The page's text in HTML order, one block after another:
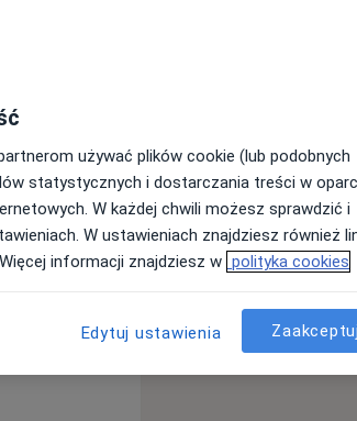
został w
i
w
oraz w
z
masaży
w
używać plików cookie (lub podobnych
statystycznych i dostarczania treści w
W każdej chwili możesz sprawdzić i
W ustawieniach znajdziesz również
informacji znajdziesz w polityka cookies
Edytuj ustawienia Zaakceptuj